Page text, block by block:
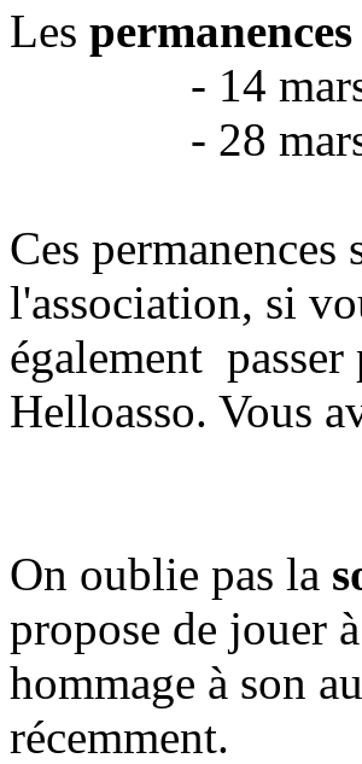
Les permanences
- 14
- 28
Ces
l'association, si
également passer
Helloasso. Vous
On oublie pas la
propose de jouer
hommage à son
récemment.